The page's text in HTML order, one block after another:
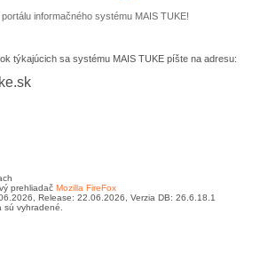
informačného systému MAIS TUKE!
týkajúcich sa systému MAIS TUKE píšte na adresu:
prehliadač Mozilla FireFox
Release: 22.06.2026, Verzia DB: 26.6.18.1
sú vyhradené.